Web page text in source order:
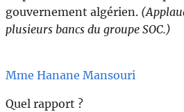
gouvernement algérien.
plusieurs bancs du groupe SOC.)
Mme Hanane Mansouri
Quel rapport ?